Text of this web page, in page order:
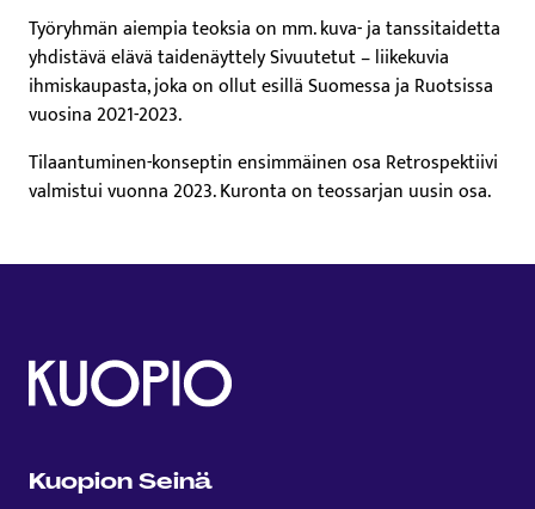
Työryhmän aiempia teoksia on mm. kuva- ja tanssitaidetta
yhdistävä elävä taidenäyttely Sivuutetut – liikekuvia
ihmiskaupasta, joka on ollut esillä Suomessa ja Ruotsissa
vuosina 2021-2023.
Tilaantuminen-konseptin ensimmäinen osa Retrospektiivi
valmistui vuonna 2023. Kuronta on teossarjan uusin osa.
Kuopion Seinä